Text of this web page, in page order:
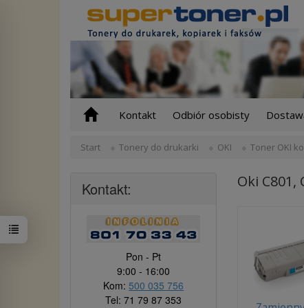
Kontakt Odbiór osobisty
Start Tonery do drukarki OKI Toner OKI
Oki C801,
Kontakt:
Pon - Pt
9:00 - 16:00
Kom:500 035 756
Tel: 71 79 87 353